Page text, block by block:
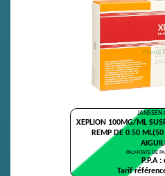
Laboratoires
C.Pharmacologiques
Editeur d'ordonnance